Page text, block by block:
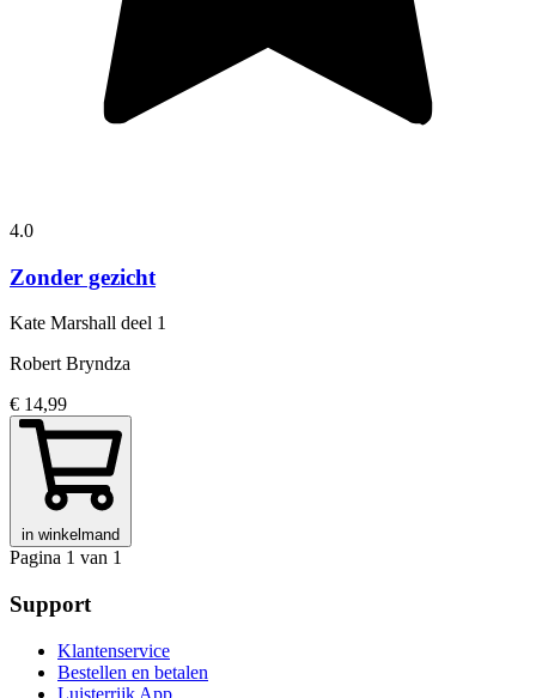
4.0
Zonder gezicht
Kate Marshall deel 1
Robert Bryndza
€ 14,99
in winkelmand
Pagina 1 van 1
Support
Klantenservice
Bestellen en betalen
Luisterrijk App